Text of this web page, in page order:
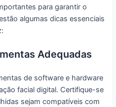
para garantir o
algumas dicas essenciais
Adequadas
de software e hardware
facial digital. Certifique-se
sejam compatíveis com